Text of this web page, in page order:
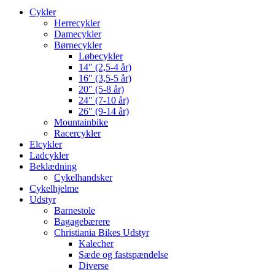
Cykler
Herrecykler
Damecykler
Børnecykler
Løbecykler
14″ (2,5-4 år)
16″ (3,5-5 år)
20″ (5-8 år)
24″ (7-10 år)
26″ (9-14 år)
Mountainbike
Racercykler
Elcykler
Ladcykler
Beklædning
Cykelhandsker
Cykelhjelme
Udstyr
Barnestole
Bagagebærere
Christiania Bikes Udstyr
Kalecher
Sæde og fastspændelse
Diverse